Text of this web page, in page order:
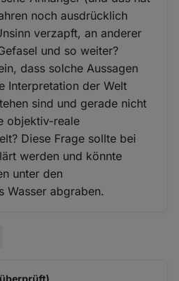
noch ausdrücklich
verzapft, an anderer
und so weiter?
dass solche Aussagen
Interpretation der Welt
sind und gerade nicht
objektiv-reale
Diese Frage sollte bei
werden und könnte
unter den
Wasser abgraben.